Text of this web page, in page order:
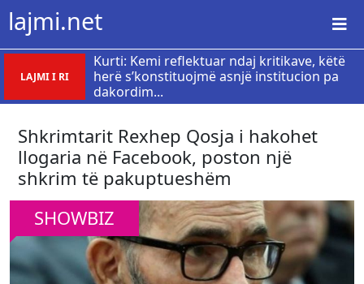
lajmi.net
LAJMI I RI
Kurti: Kemi reflektuar ndaj kritikave, këtë
herë s’konstituojmë asnjë institucion pa
dakordim...
Shkrimtarit Rexhep Qosja i hakohet
llogaria në Facebook, poston një
shkrim të pakuptueshëm
SHOWBIZ